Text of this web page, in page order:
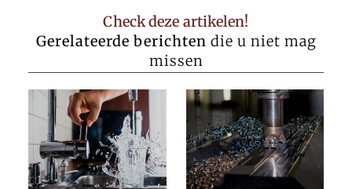
Check deze artikelen!
Gerelateerde berichten die u niet mag
missen